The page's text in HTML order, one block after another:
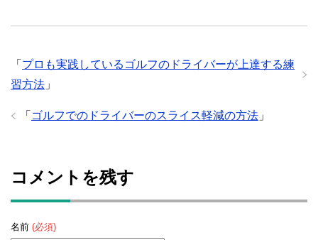
「 プロも実践しているゴルフのドライバーが上達する練
習方法 」
「 ゴルフでのドライバーのスライス軽減の方法 」
コメントを残す
名前 (必須)